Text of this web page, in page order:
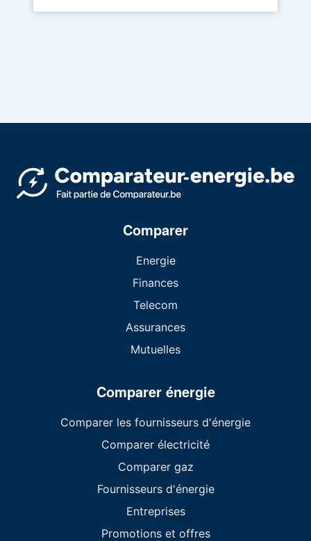
Comparer
Energie
Finances
Telecom
Assurances
Mutuelles
Comparer énergie
Comparer les fournisseurs d'énergie
Comparer électricité
Comparer gaz
Fournisseurs d'énergie
Entreprises
Promotions et offres